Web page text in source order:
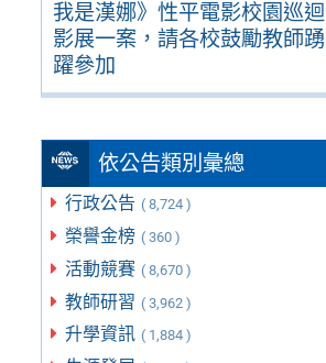
我是漢娜》性平電影校園巡迴
影展一案，請各校鼓勵教師踴
躍參加
依公告類別彙總
行政公告 ( 8,724 )
榮譽金榜 ( 360 )
活動競賽 ( 8,670 )
教師研習 ( 3,962 )
升學資訊 ( 1,884 )